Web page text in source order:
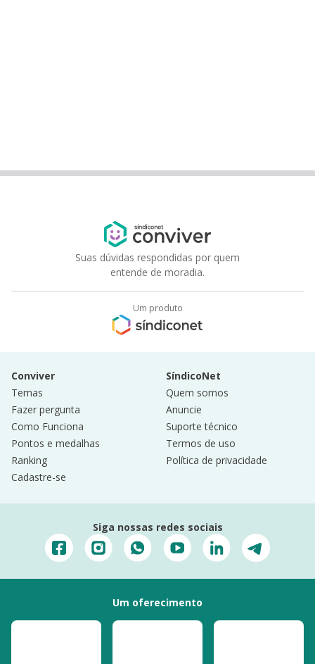
Suas dúvidas respondidas por quem
entende de moradia.
Um produto
Conviver
Temas
Fazer pergunta
Como Funciona
Pontos e medalhas
Ranking
Cadastre-se
SíndicoNet
Quem somos
Anuncie
Suporte técnico
Termos de uso
Política de privacidade
Siga nossas redes sociais
Um oferecimento